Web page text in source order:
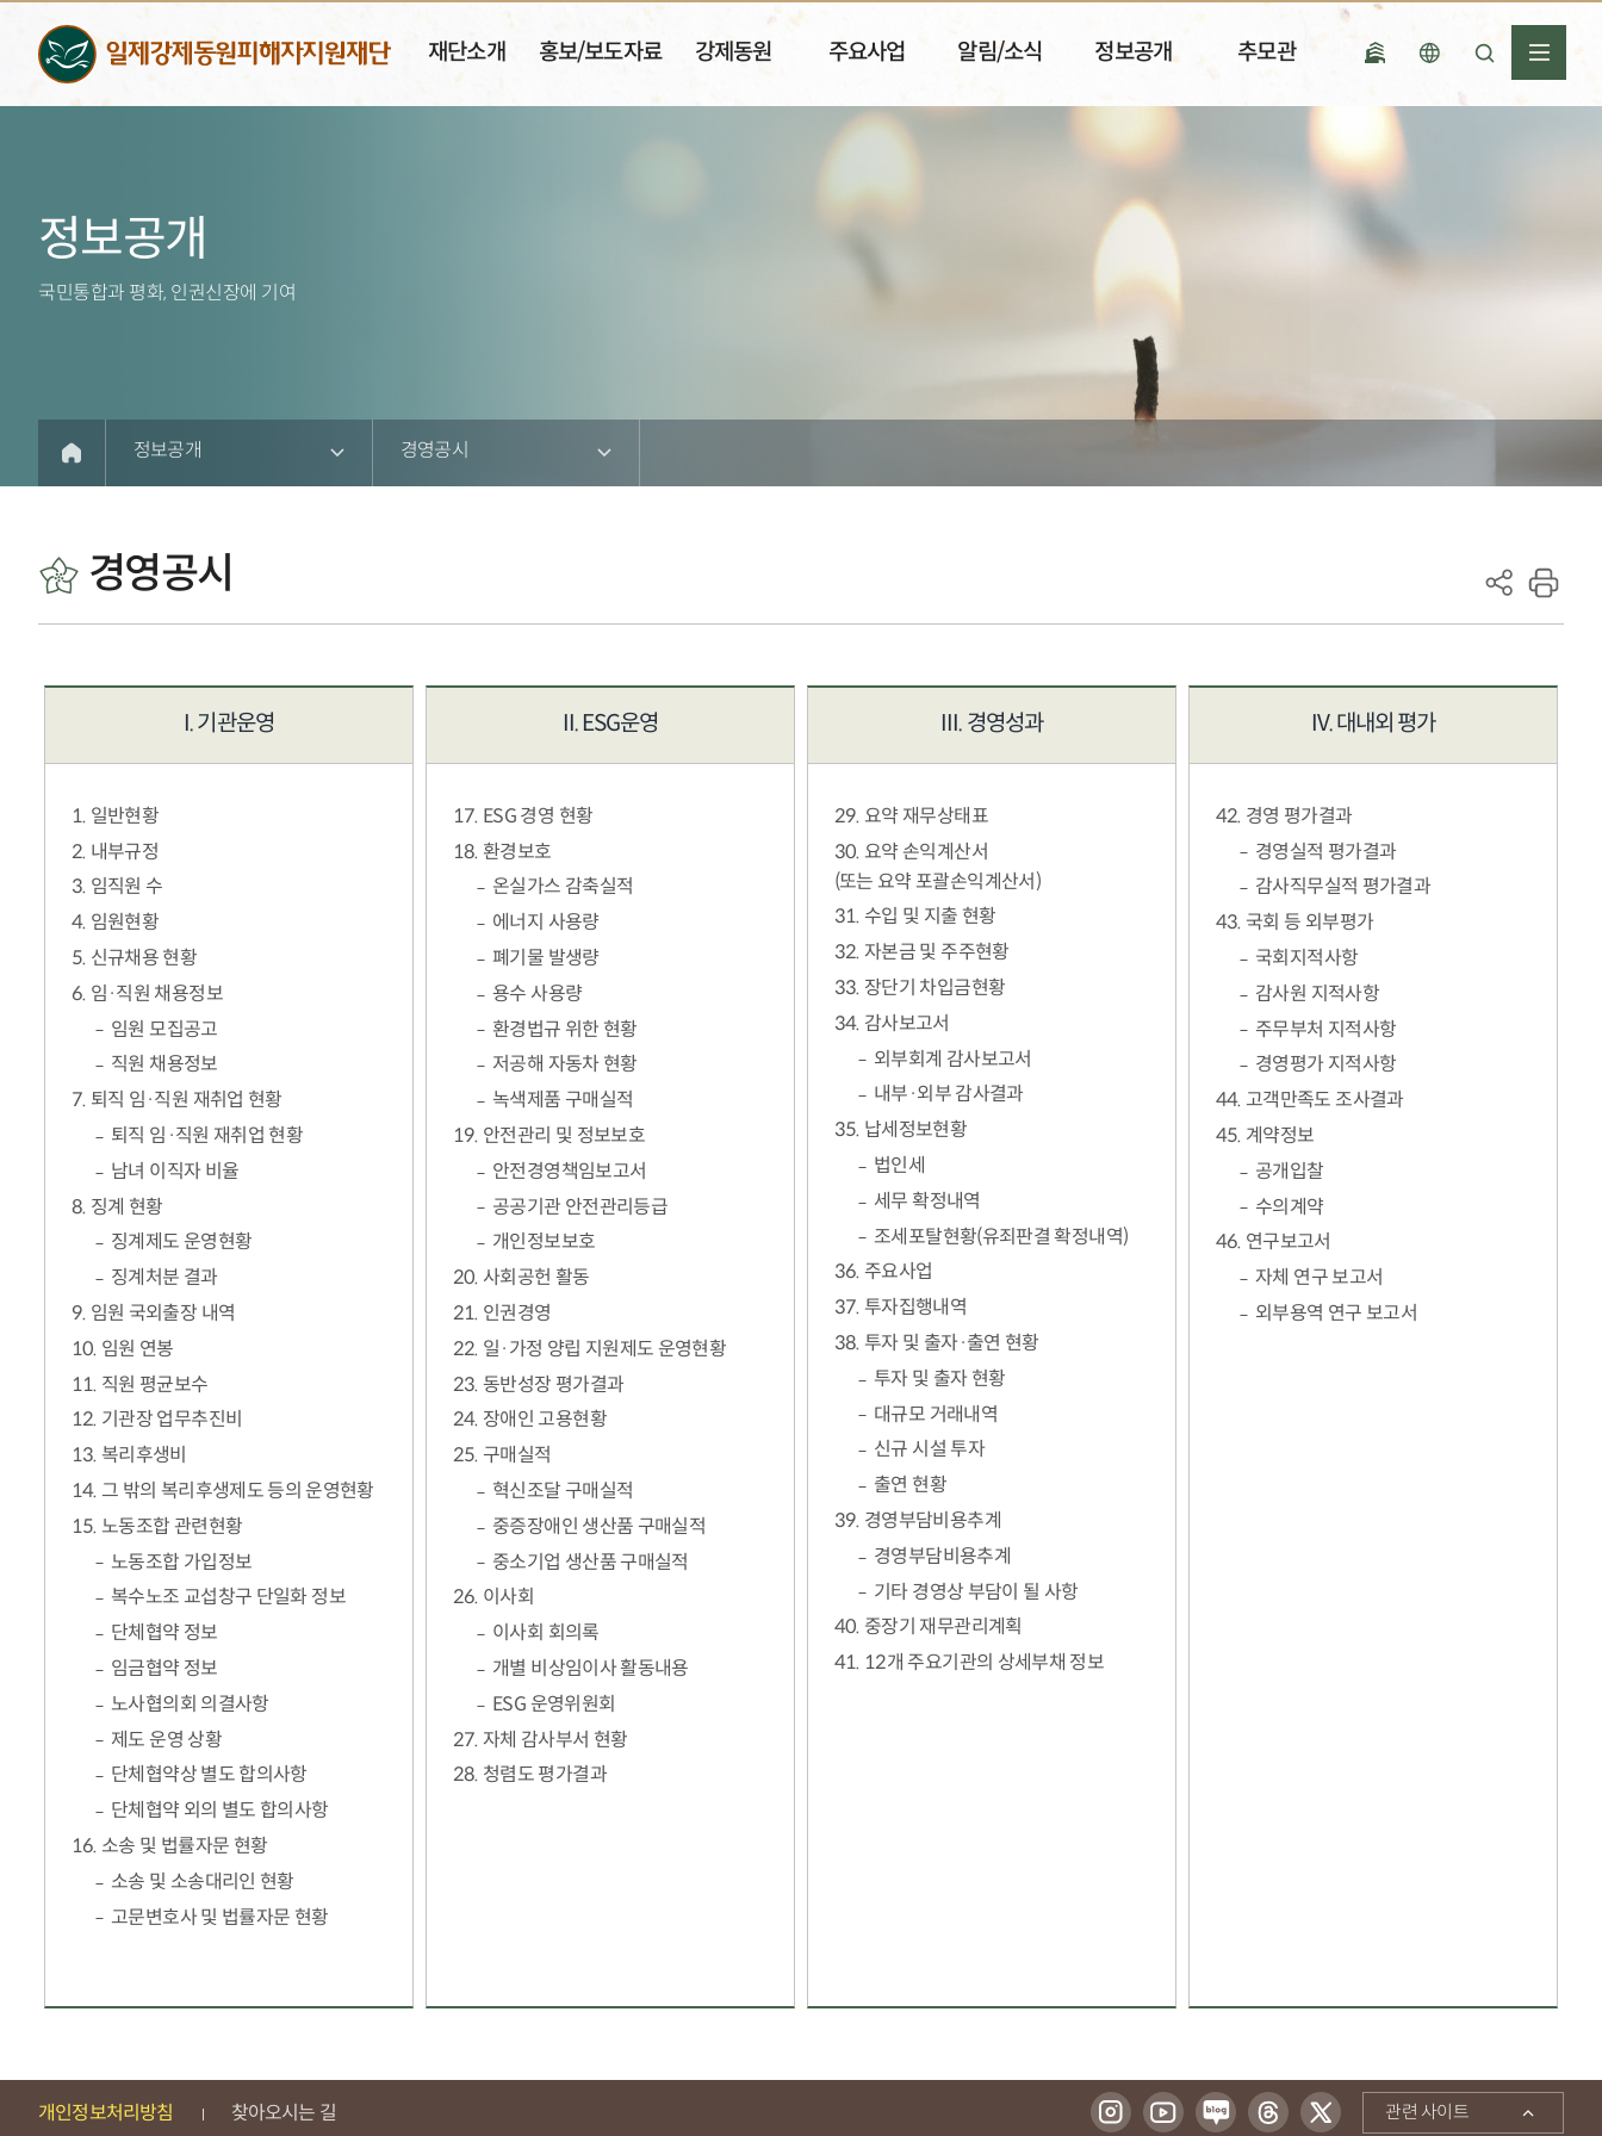
재단소개 홍보/보도자료 강제동원 주요사업 알림/소식 정보공개 추모관
정보공개
국민통합과 평화, 인권신장에 기여
정보공개 경영공시
경영공시
I. 기관운영
1. 일반현황
2. 내부규정
3. 임직원 수
4. 임원현황
5. 신규채용 현황
6. 임·직원 채용정보
임원 모집공고
직원 채용정보
7. 퇴직 임·직원 재취업 현황
퇴직 임·직원 재취업 현황
남녀 이직자 비율
8. 징계 현황
징계제도 운영현황
징계처분 결과
9. 임원 국외출장 내역
10. 임원 연봉
11. 직원 평균보수
12. 기관장 업무추진비
13. 복리후생비
14. 그 밖의 복리후생제도 등의 운영현황
15. 노동조합 관련현황
노동조합 가입정보
복수노조 교섭창구 단일화 정보
단체협약 정보
임금협약 정보
노사협의회 의결사항
제도 운영 상황
단체협약상 별도 합의사항
단체협약 외의 별도 합의사항
16. 소송 및 법률자문 현황
소송 및 소송대리인 현황
고문변호사 및 법률자문 현황
II. ESG운영
17. ESG 경영 현황
18. 환경보호
온실가스 감축실적
에너지 사용량
폐기물 발생량
용수 사용량
환경법규 위한 현황
저공해 자동차 현황
녹색제품 구매실적
19. 안전관리 및 정보보호
안전경영책임보고서
공공기관 안전관리등급
개인정보보호
20. 사회공헌 활동
21. 인권경영
22. 일·가정 양립 지원제도 운영현황
23. 동반성장 평가결과
24. 장애인 고용현황
25. 구매실적
혁신조달 구매실적
중증장애인 생산품 구매실적
중소기업 생산품 구매실적
26. 이사회
이사회 회의록
개별 비상임이사 활동내용
ESG 운영위원회
27. 자체 감사부서 현황
28. 청렴도 평가결과
III. 경영성과
29. 요약 재무상태표
30. 요약 손익계산서
(또는 요약 포괄손익계산서)
31. 수입 및 지출 현황
32. 자본금 및 주주현황
33. 장단기 차입금현황
34. 감사보고서
외부회계 감사보고서
내부·외부 감사결과
35. 납세정보현황
법인세
세무 확정내역
조세포탈현황(유죄판결 확정내역)
36. 주요사업
37. 투자집행내역
38. 투자 및 출자·출연 현황
투자 및 출자 현황
대규모 거래내역
신규 시설 투자
출연 현황
39. 경영부담비용추계
경영부담비용추계
기타 경영상 부담이 될 사항
40. 중장기 재무관리계획
41. 12개 주요기관의 상세부채 정보
IV. 대내외 평가
42. 경영 평가결과
경영실적 평가결과
감사직무실적 평가결과
43. 국회 등 외부평가
국회지적사항
감사원 지적사항
주무부처 지적사항
경영평가 지적사항
44. 고객만족도 조사결과
45. 계약정보
공개입찰
수의계약
46. 연구보고서
자체 연구 보고서
외부용역 연구 보고서
개인정보처리방침 찾아오시는 길 관련 사이트